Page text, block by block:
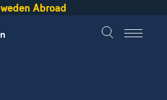
Abroad